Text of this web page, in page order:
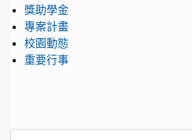
獎助學金
專案計畫
校園動態
重要行事